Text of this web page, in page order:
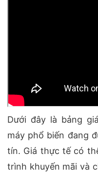
Dưới đây là bảng
máy phổ biến đang
tín. Giá thực tế có
trình khuyến mãi và